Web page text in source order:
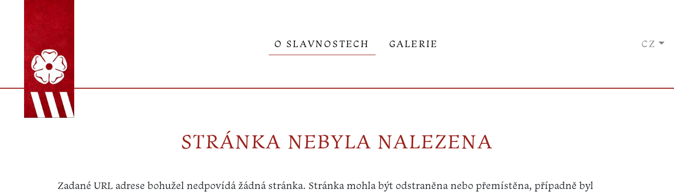
O SLAVNOSTECH GALERIE CZ
STRÁNKA NEBYLA NALEZENA
Zadané URL adrese bohužel nedpovídá žádná stránka. Stránka mohla být odstraněna nebo přemístěna, případně byl